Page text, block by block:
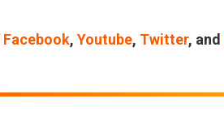
Facebook, Youtube, Twitter, and